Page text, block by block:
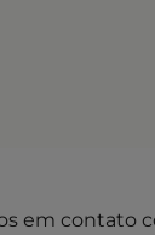
em contato